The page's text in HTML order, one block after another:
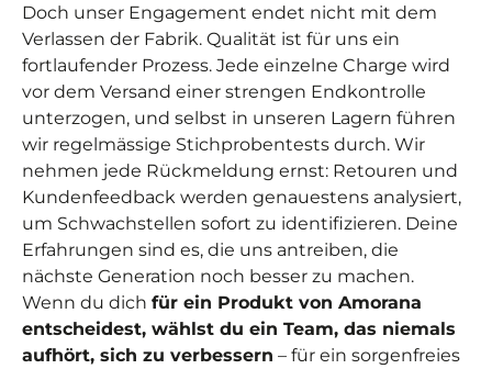
Doch unser Engagement endet nicht mit dem
Verlassen der Fabrik. Qualität ist für uns ein
fortlaufender Prozess. Jede einzelne Charge wird
vor dem Versand einer strengen Endkontrolle
unterzogen, und selbst in unseren Lagern führen
wir regelmässige Stichprobentests durch. Wir
nehmen jede Rückmeldung ernst: Retouren und
Kundenfeedback werden genauestens analysiert,
um Schwachstellen sofort zu identifizieren. Deine
Erfahrungen sind es, die uns antreiben, die
nächste Generation noch besser zu machen.
Wenn du dich für ein Produkt von Amorana
entscheidest, wählst du ein Team, das niemals
aufhört, sich zu verbessern – für ein sorgenfreies